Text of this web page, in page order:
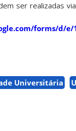
ser realizadas
forms/d/e/
Universitária